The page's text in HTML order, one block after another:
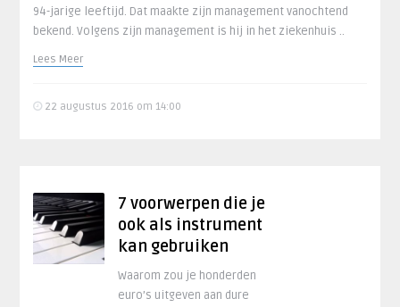
94-jarige leeftijd. Dat maakte zijn management vanochtend
bekend. Volgens zijn management is hij in het ziekenhuis ..
Lees Meer
22 augustus 2016 om 14:00
7 voorwerpen die je
ook als instrument
kan gebruiken
Waarom zou je honderden
euro’s uitgeven aan dure